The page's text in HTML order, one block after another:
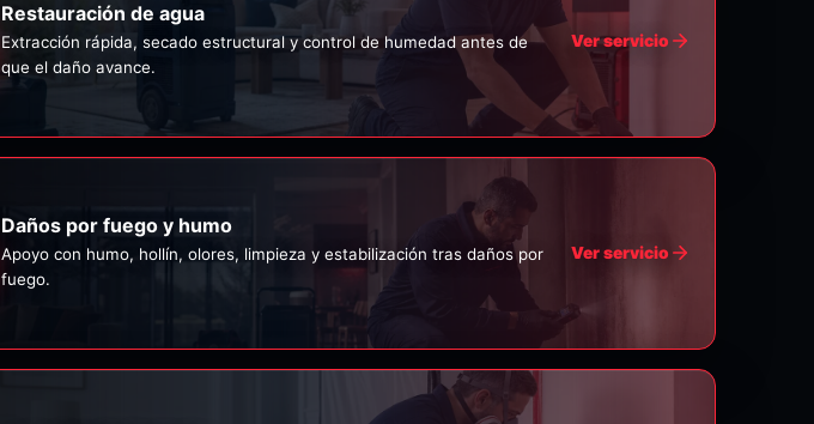
Restauración de agua
Extracción rápida, secado estructural y control de humedad antes de
que el daño avance.
Ver servicio
Daños por fuego y humo
Apoyo con humo, hollín, olores, limpieza y estabilización tras daños por
fuego.
Ver servicio